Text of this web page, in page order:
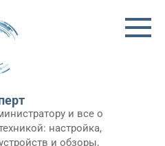
и все о
настройка,
и обзоры,